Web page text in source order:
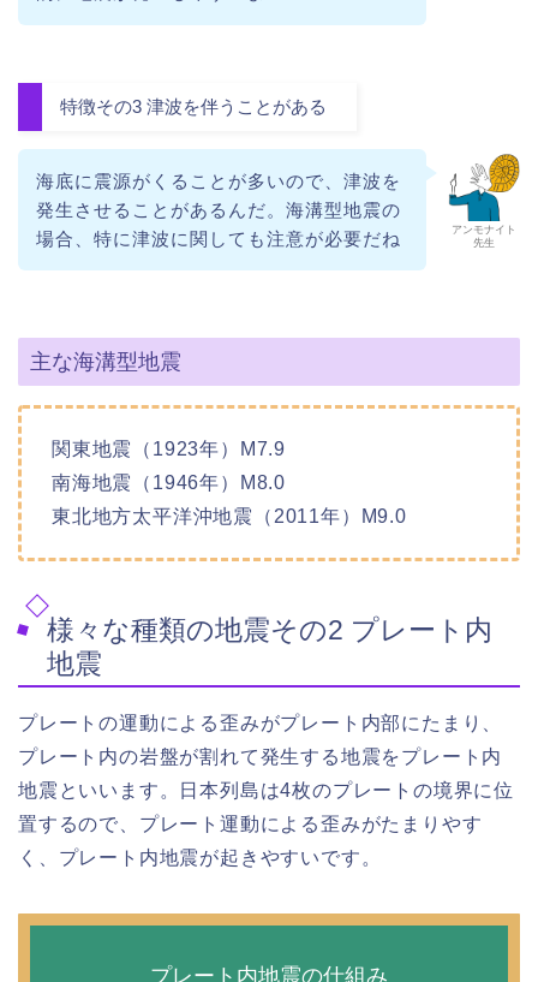
特徴その3 津波を伴うことがある
アンモナイト
先生
海底に震源がくることが多いので、津波を
発生させることがあるんだ。海溝型地震の
場合、特に津波に関しても注意が必要だね
主な海溝型地震
関東地震（1923年）M7.9
南海地震（1946年）M8.0
東北地方太平洋沖地震（2011年）M9.0
様々な種類の地震その2 プレート内
地震
プレートの運動による歪みがプレート内部にたまり、
プレート内の岩盤が割れて発生する地震をプレート内
地震といいます。日本列島は4枚のプレートの境界に位
置するので、プレート運動による歪みがたまりやす
く、プレート内地震が起きやすいです。
プレート内地震の仕組み